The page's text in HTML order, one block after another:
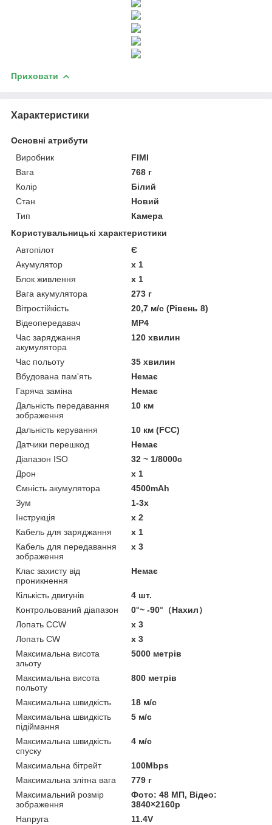
Приховати
Характеристики
Основні атрибути
Виробник
FIMI
Вага
768 г
Колір
Білий
Стан
Новий
Тип
Камера
Користувальницькі характеристики
Автопілот
Є
Акумулятор
x 1
Блок живлення
x 1
Вага акумулятора
273 г
Вітростійкість
20,7 м/с (Рівень 8)
Відеопередавач
MP4
Час заряджання
акумулятора
120 хвилин
Час польоту
35 хвилин
Вбудована пам'ять
Немає
Гаряча заміна
Немає
Дальність передавання
зображення
10 км
Дальність керування
10 км (FCC)
Датчики перешкод
Немає
Діапазон ISO
32 ~ 1/8000с
Дрон
x 1
Ємність акумулятора
4500mAh
Зум
1-3x
Інструкція
x 2
Кабель для заряджання
x 1
Кабель для передавання
зображення
x 3
Клас захисту від
проникнення
Немає
Кількість двигунів
4 шт.
Контрольований діапазон
0°~ -90°（Нахил）
Лопать CCW
x 3
Лопать CW
x 3
Максимальна висота
зльоту
5000 метрів
Максимальна висота
польоту
800 метрів
Максимальна швидкість
18 м/с
Максимальна швидкість
підіймання
5 м/с
Максимальна швидкість
спуску
4 м/с
Максимальна бітрейт
100Mbps
Максимальна злітна вага
779 г
Максимальний розмір
зображення
Фото: 48 МП, Відео:
3840×2160p
Напруга
11.4V